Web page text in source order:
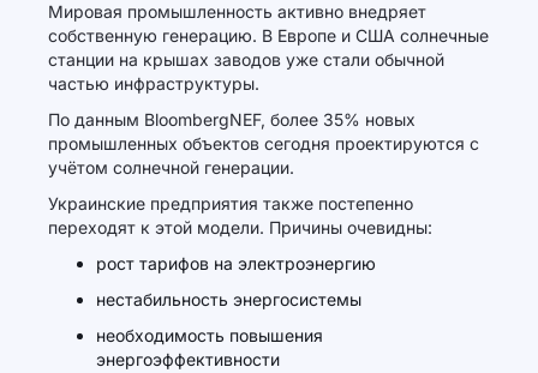
Мировая промышленность активно внедряет
собственную генерацию. В Европе и США солнечные
станции на крышах заводов уже стали обычной
частью инфраструктуры.
По данным BloombergNEF, более 35% новых
промышленных объектов сегодня проектируются с
учётом солнечной генерации.
Украинские предприятия также постепенно
переходят к этой модели. Причины очевидны:
рост тарифов на электроэнергию
нестабильность энергосистемы
необходимость повышения
энергоэффективности